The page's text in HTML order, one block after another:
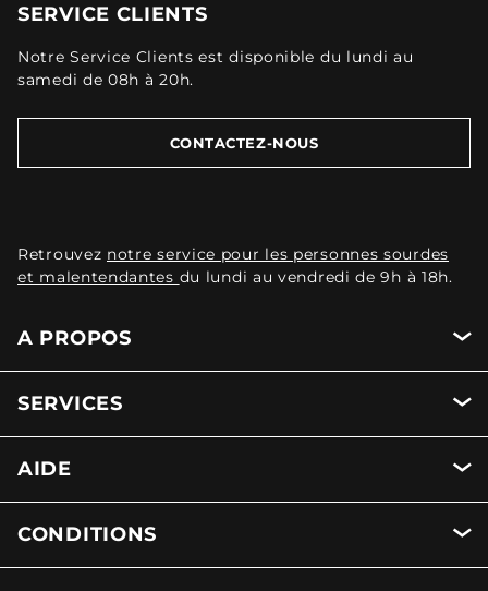
SERVICE CLIENTS
Notre Service Clients est disponible du lundi au
samedi de 08h à 20h.
CONTACTEZ-NOUS
Retrouvez notre service pour les personnes sourdes
et malentendantes du lundi au vendredi de 9h à 18h.
A PROPOS
SERVICES
AIDE
CONDITIONS